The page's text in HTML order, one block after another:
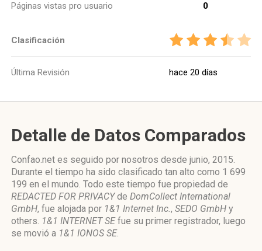
Páginas vistas pro usuario
0
Clasificación
Última Revisión hace 20 días
Detalle de Datos Comparados
Confao.net es seguido por nosotros desde junio, 2015.
Durante el tiempo ha sido clasificado tan alto como 1 699
199 en el mundo. Todo este tiempo fue propiedad de
REDACTED FOR PRIVACYde DomCollect International
GmbH, fue alojada por 1&1 Internet Inc., SEDO GmbH y
others. 1&1 INTERNET SEfue su primer registrador, luego
se movió a 1&1 IONOS SE.